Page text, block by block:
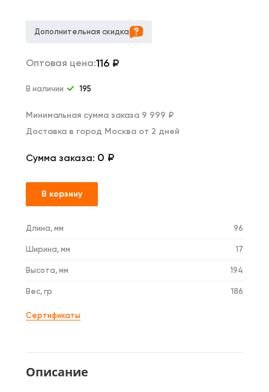
Дополнительная скидка
Оптовая цена:116 ₽
В наличии 195
Минимальная сумма заказа 9 999 ₽
Доставка в город Москва от 2 дней
Сумма заказа: 0 ₽
В корзину
Длина, мм 96
Ширина, мм 17
Высота, мм 194
Вес, гр 186
Сертификаты
Описание